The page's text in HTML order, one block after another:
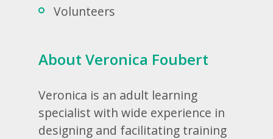
Volunteers
About Veronica Foubert
Veronica is an adult learning
specialist with wide experience in
designing and facilitating training